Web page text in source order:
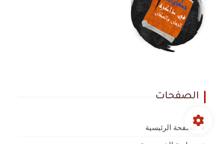
الصفحات
الصفحة الرئيسية